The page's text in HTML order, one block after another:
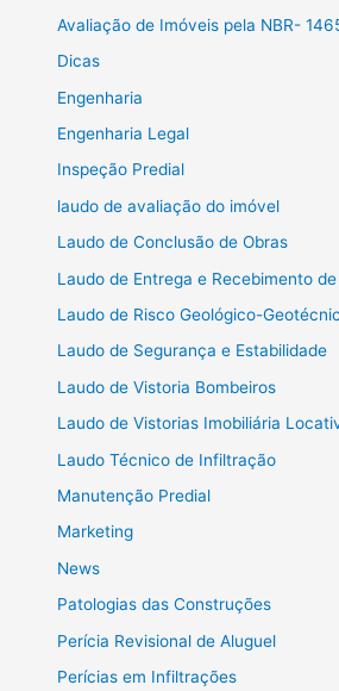
Avaliação de Imóveis pela NBR-
Dicas
Engenharia
Engenharia Legal
Inspeção Predial
laudo de avaliação do imóvel
Laudo de Conclusão de Obras
Laudo de Entrega e Recebimento de
Laudo de Risco Geológico-
Laudo de Segurança e Estabilidade
Laudo de Vistoria Bombeiros
Laudo de Vistorias Imobiliária
Laudo Técnico de Infiltração
Manutenção Predial
Marketing
News
Patologias das Construções
Perícia Revisional de Aluguel
Perícias em Infiltrações